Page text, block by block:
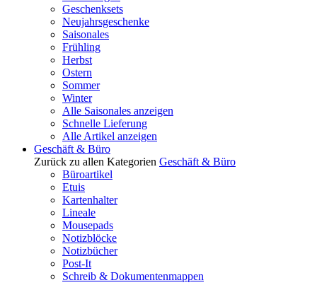
Geschenksets
Neujahrsgeschenke
Saisonales
Frühling
Herbst
Ostern
Sommer
Winter
Alle Saisonales anzeigen
Schnelle Lieferung
Alle Artikel anzeigen
Geschäft & Büro
Zurück zu allen Kategorien Geschäft & Büro
Büroartikel
Etuis
Kartenhalter
Lineale
Mousepads
Notizblöcke
Notizbücher
Post-It
Schreib & Dokumentenmappen